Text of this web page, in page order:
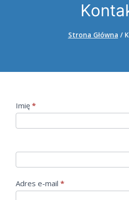
Strona Główna /
K
o
n
a
k
t
Imię *
Adres e-mail *